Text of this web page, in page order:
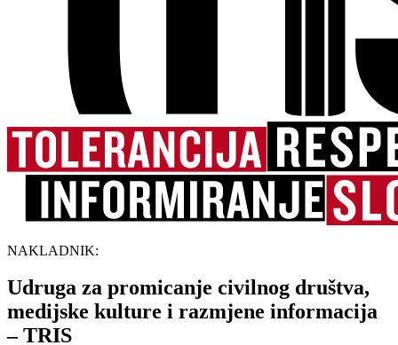
NAKLADNIK:
Udruga za promicanje civilnog društva,
medijske kulture i razmjene informacija
– TRIS